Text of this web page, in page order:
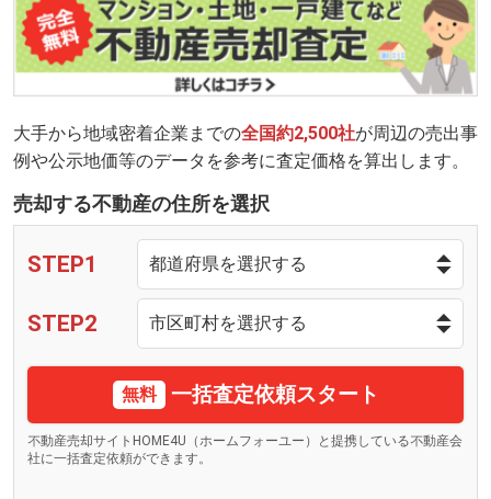
大手から地域密着企業までの全国約2,500社が周辺の売出事
例や公示地価等のデータを参考に査定価格を算出します。
売却する不動産の住所を選択
STEP1
STEP2
無料 一括査定依頼スタート
不動産売却サイトHOME4U（ホームフォーユー）と提携している不動産会
社に一括査定依頼ができます。